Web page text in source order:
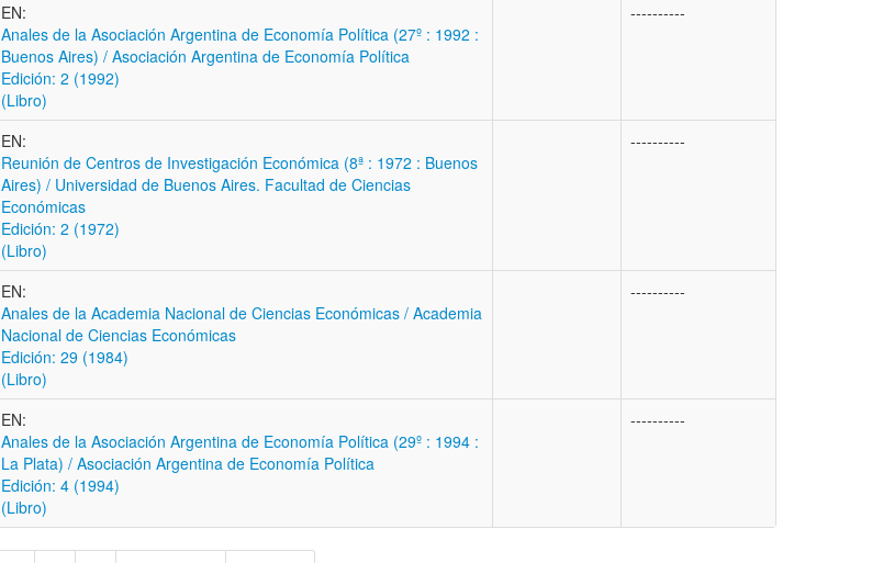
EN:
Anales de la Asociación Argentina de Economía Política (27º : 1992 :
Buenos Aires) / Asociación Argentina de Economía Política
Edición: 2 (1992)
(Libro)
----------
EN:
Reunión de Centros de Investigación Económica (8ª : 1972 : Buenos
Aires) / Universidad de Buenos Aires. Facultad de Ciencias
Económicas
Edición: 2 (1972)
(Libro)
----------
EN:
Anales de la Academia Nacional de Ciencias Económicas / Academia
Nacional de Ciencias Económicas
Edición: 29 (1984)
(Libro)
----------
EN:
Anales de la Asociación Argentina de Economía Política (29º : 1994 :
La Plata) / Asociación Argentina de Economía Política
Edición: 4 (1994)
(Libro)
----------